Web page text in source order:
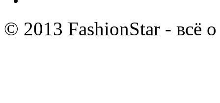
© 2013 FashionStar - всё